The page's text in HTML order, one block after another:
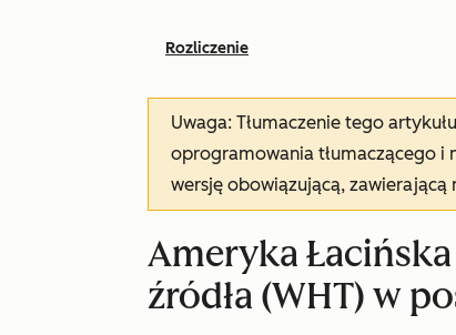
Rozliczenie
Uwaga: Tłumaczenie tego
oprogramowania tłumaczącego i
wersję obowiązującą,
Ameryka
źródła (WHT) w